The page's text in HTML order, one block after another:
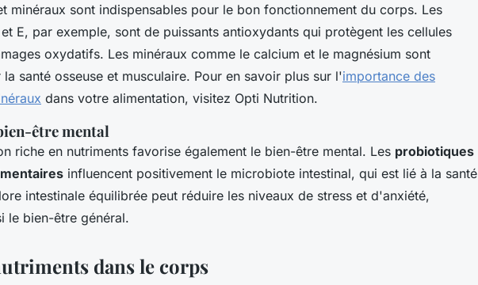
minéraux sont indispensables pour le bon fonctionnement du corps. Les
E, par exemple, sont de puissants antioxydants qui protègent les cellules
oxydatifs. Les minéraux comme le calcium et le magnésium sont
la santé osseuse et musculaire. Pour en savoir plus sur l'importance des
dans votre alimentation, visitez Opti Nutrition.
être mental
riche en nutriments favorise également le bien-être mental. Les probiotiques
influencent positivement le microbiote intestinal, qui est lié à la santé
intestinale équilibrée peut réduire les niveaux de stress et d'anxiété,
le bien-être général.
dans le corps